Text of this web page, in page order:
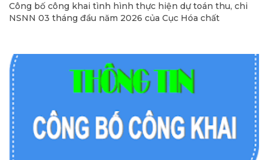
Công bố công khai tình hình thực hiện dự toán thu, chi
NSNN 03 tháng đầu năm 2026 của Cục Hóa chất